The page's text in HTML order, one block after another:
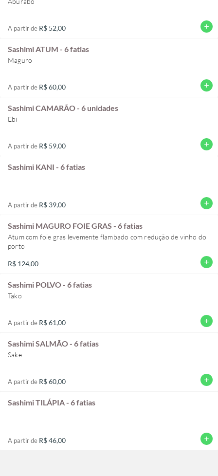
A partir de R$ 52,00 add
Sashimi ATUM - 6 fatias
Maguro
A partir de R$ 60,00 add
Sashimi CAMARÃO - 6 unidades
Ebi
A partir de R$ 59,00 add
Sashimi KANI - 6 fatias
A partir de R$ 39,00 add
Sashimi MAGURO FOIE GRAS - 6 fatias
Atum com foie gras levemente flambado com redução de vinho do
porto
R$ 124,00 add
Sashimi POLVO - 6 fatias
Tako
A partir de R$ 61,00 add
Sashimi SALMÃO - 6 fatias
Sake
A partir de R$ 60,00 add
Sashimi TILÁPIA - 6 fatias
A partir de R$ 46,00 add